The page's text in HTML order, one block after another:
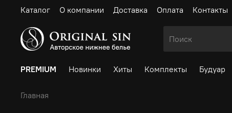
Каталог О компании Доставка Оплата Контакты
PREMIUM Новинки Хиты Комплекты Будуар
Главная